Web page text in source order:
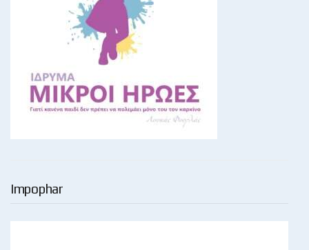
Impophar